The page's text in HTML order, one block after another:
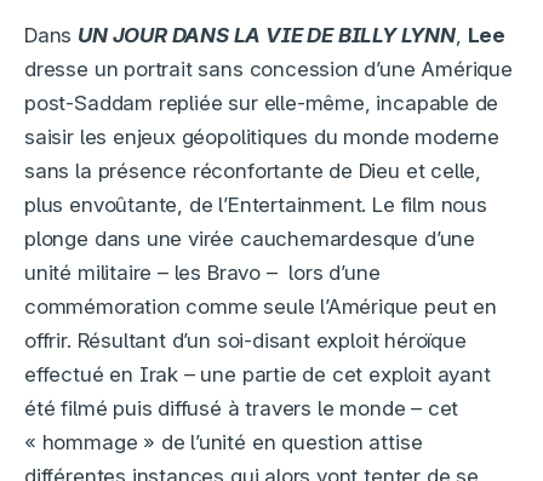
Dans UN JOUR DANS LA VIE DE BILLY LYNN, Lee
dresse un portrait sans concession d’une Amérique
post-Saddam repliée sur elle-même, incapable de
saisir les enjeux géopolitiques du monde moderne
sans la présence réconfortante de Dieu et celle,
plus envoûtante, de l’Entertainment. Le film nous
plonge dans une virée cauchemardesque d’une
unité militaire – les Bravo – lors d’une
commémoration comme seule l’Amérique peut en
offrir. Résultant d’un soi-disant exploit héroïque
effectué en Irak – une partie de cet exploit ayant
été filmé puis diffusé à travers le monde – cet
« hommage » de l’unité en question attise